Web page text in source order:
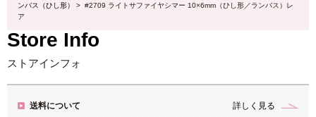
ンバス（ひし形）
> #2709 ライトサファイヤシマー 10×6mm（ひし形／ランバス）レ
ア
Store Info
ストアインフォ
送料について 詳しく見る